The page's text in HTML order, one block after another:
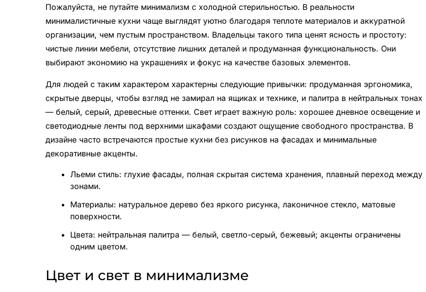
Пожалуйста, не путайте минимализм с холодной стерильностью. В реальности
минималистичные кухни чаще выглядят уютно благодаря теплоте материалов и аккуратной
организации, чем пустым пространством. Владельцы такого типа ценят ясность и простоту:
чистые линии мебели, отсутствие лишних деталей и продуманная функциональность. Они
выбирают экономию на украшениях и фокус на качестве базовых элементов.
Для людей с таким характером характерны следующие привычки: продуманная эргономика,
скрытые дверцы, чтобы взгляд не замирал на ящиках и технике, и палитра в нейтральных тонах
— белый, серый, древесные оттенки. Свет играет важную роль: хорошее дневное освещение и
светодиодные ленты под верхними шкафами создают ощущение свободного пространства. В
дизайне часто встречаются простые кухни без рисунков на фасадах и минимальные
декоративные акценты.
Льеми стиль: глухие фасады, полная скрытая система хранения, плавный переход между
зонами.
Материалы: натуральное дерево без яркого рисунка, лаконичное стекло, матовые
поверхности.
Цвета: нейтральная палитра — белый, светло-серый, бежевый; акценты ограничены
одним цветом.
Цвет и свет в минимализме